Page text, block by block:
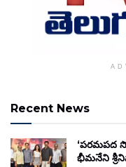
Recent News
‘పరమపద
భీమనేని